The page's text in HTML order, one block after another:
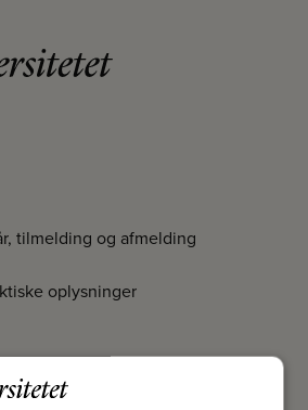
tilmelding og afmelding
oplysninger